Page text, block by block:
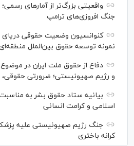
واقعیتی بزرگ‌تر از آمار‌های رسمی؛
جنگ افروزی‌های ترامپ
کنوانسیون وضعیت حقوقی دریای
نمونه توسعه حقوق بین‌الملل
دفاع از حقوق ملت ایران در
و رژیم صهیونیستی؛ ضرورتی حقوقی،
بیانیه ستاد حقوق بشر به
اسلامی و کرامت انسانی
جنگ رژیم صهیونیستی علیه
کرانه باختری